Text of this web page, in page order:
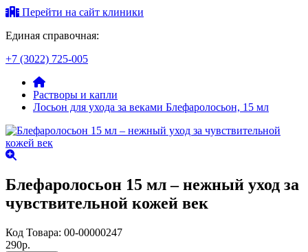
Перейти на сайт клиники
Единая справочная:
+7 (3022) 725-005
Растворы и капли
Лосьон для ухода за веками Блефаролосьон, 15 мл
Блефаролосьон 15 мл – нежный уход за
чувствительной кожей век
Код Товара: 00-00000247
290р.